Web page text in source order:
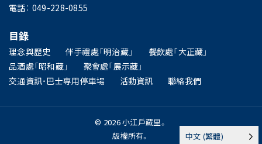
電話： 049-228-0855
目錄
理念與歷史 伴手禮處「明治藏」
餐飲處「大正藏」
品酒處「昭和藏」
聚會處「展示藏」
交通資訊・巴士專用停車場
活動資訊 聯絡我們
© 2026 小江戶藏里。
版權所有。
中文 (繁體)